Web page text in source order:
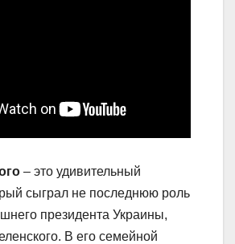
– это удивительный
сыграл не последнюю роль
президента Украины,
В его семейной